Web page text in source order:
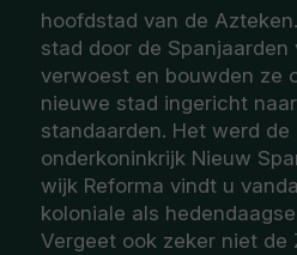
hoofdstad van de
stad door de Spanjaarden
verwoest en bouwden ze
nieuwe stad ingericht
standaarden. Het werd
onderkoninkrijk Nieuw
wijk Reforma vindt u
koloniale als
Vergeet ook zeker niet de